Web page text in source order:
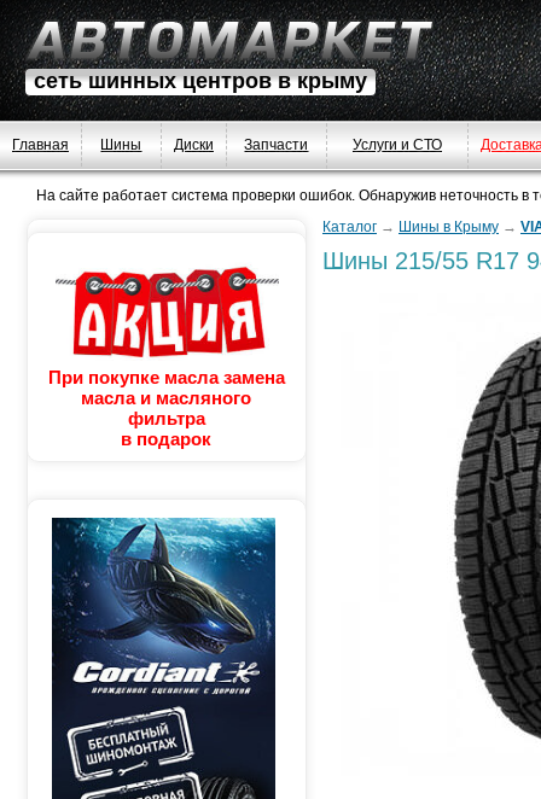
сеть шинных центров в крыму
Главная Шины Диски Запчасти Услуги и СТО
На сайте работает система проверки ошибок. Обнаружив неточность в
При покупке масла замена
масла и масляного
фильтра
в подарок
Каталог → Шины в Крыму →
Шины 215/55 R17